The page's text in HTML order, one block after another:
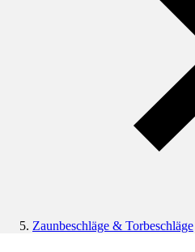
Zaunbeschläge & Torbeschläge